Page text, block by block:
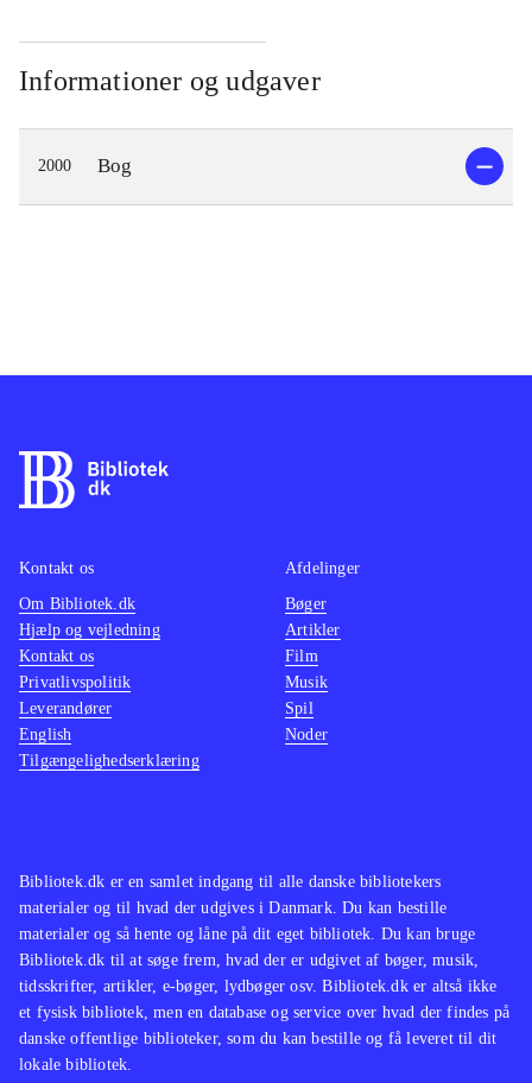
Informationer og udgaver
2000 Bog
Bibliotek.dk er en samlet indgang til alle danske bibliotekers
materialer og til hvad der udgives i Danmark. Du kan bestille
materialer og så hente og låne på dit eget bibliotek. Du kan bruge
Bibliotek.dk til at søge frem, hvad der er udgivet af bøger, musik,
tidsskrifter, artikler, e-bøger, lydbøger osv. Bibliotek.dk er altså ikke
et fysisk bibliotek, men en database og service over hvad der findes på
danske offentlige biblioteker, som du kan bestille og få leveret til dit
lokale bibliotek.
Kontakt os
Om Bibliotek.dk
Hjælp og vejledning
Kontakt os
Privatlivspolitik
Leverandører
English
Tilgængelighedserklæring
Afdelinger
Bøger
Artikler
Film
Musik
Spil
Noder